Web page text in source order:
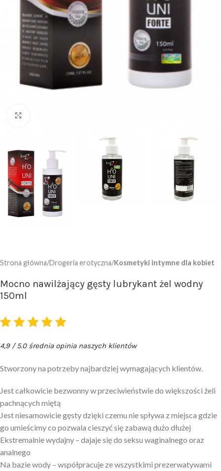
Strona główna Drogeria erotyczna Kosmetyki intymne dla kobiet
Mocno nawilżający gęsty lubrykant żel wodny
150ml
4,9 / 5.0 średnia opinia naszych klientów
Stworzony na potrzeby najbardziej wymagających klientów.
Jest całkowicie bezwonny w przeciwieństwie do większości żeli
pachnących miętą
Jest niesamowicie gęsty dzięki czemu nie spływa z miejsca gdzie
go umieścimy co pozwala cieszyć się zabawą dużo dłużej
Ekstremalnie wydajny – dajaje się do seksu waginalnego oraz
analnego
Na bazie wody – współpracuje ze wszystkimi prezerwatywami